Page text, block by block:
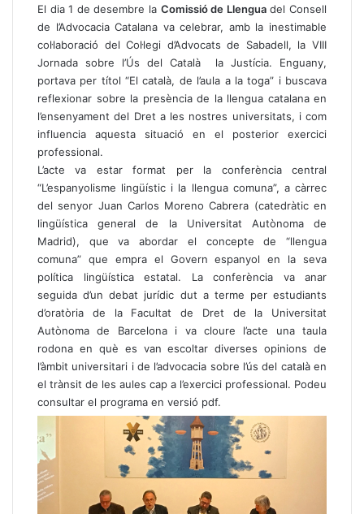
El dia 1 de desembre la Comissió de Llenguadel Consell
de l’Advocacia Catalana va celebrar, amb la inestimable
col·laboració del Col·legi d’Advocats de Sabadell, la VIII
Jornada sobre l’Ús del Català la Justícia. Enguany,
portava per títol “El català, de l’aula a la toga” i buscava
reflexionar sobre la presència de la llengua catalana en
l’ensenyament del Dret a les nostres universitats, i com
influencia aquesta situació en el posterior exercici
professional.
L’acte va estar format per la conferència central
“L’espanyolisme lingüístic i la llengua comuna”, a càrrec
del senyor Juan Carlos Moreno Cabrera (catedràtic en
lingüística general de la Universitat Autònoma de
Madrid), que va abordar el concepte de “llengua
comuna” que empra el Govern espanyol en la seva
política lingüística estatal. La conferència va anar
seguida d’un debat jurídic dut a terme per estudiants
d’oratòria de la Facultat de Dret de la Universitat
Autònoma de Barcelona i va cloure l’acte una taula
rodona en què es van escoltar diverses opinions de
l’àmbit universitari i de l’advocacia sobre l’ús del català en
el trànsit de les aules cap a l’exercici professional. Podeu
consultar el programa en versió pdf.